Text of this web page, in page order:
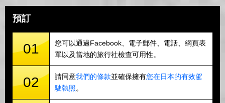
預訂
01
您可以通過Facebook、電子郵件、電話、網頁表
單以及當地的旅行社檢查可用性。
02 請同意我們的條款並確保擁有您在日本的有效駕
駛執照。